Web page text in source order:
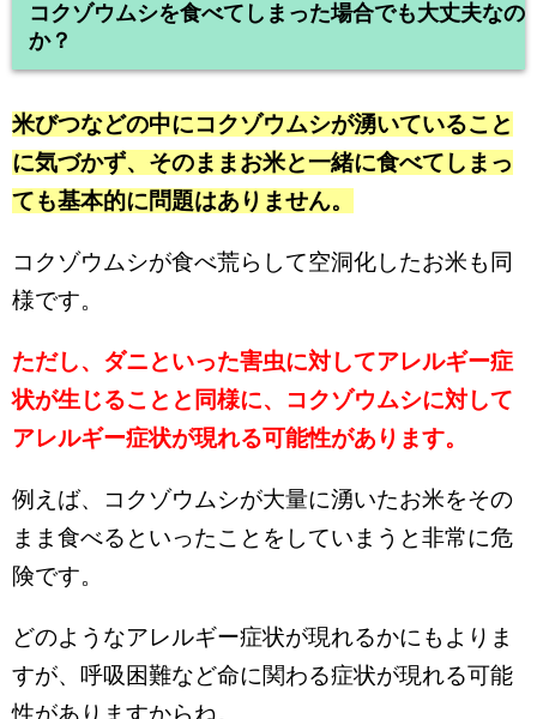
コクゾウムシを食べてしまった場合でも大丈夫なの
か？
米びつなどの中にコクゾウムシが湧いていること
に気づかず、そのままお米と一緒に食べてしまっ
ても基本的に問題はありません。
コクゾウムシが食べ荒らして空洞化したお米も同
様です。
ただし、ダニといった害虫に対してアレルギー症
状が生じることと同様に、コクゾウムシに対して
アレルギー症状が現れる可能性があります。
例えば、コクゾウムシが大量に湧いたお米をその
まま食べるといったことをしていまうと非常に危
険です。
どのようなアレルギー症状が現れるかにもよりま
すが、呼吸困難など命に関わる症状が現れる可能
性がありますからね。